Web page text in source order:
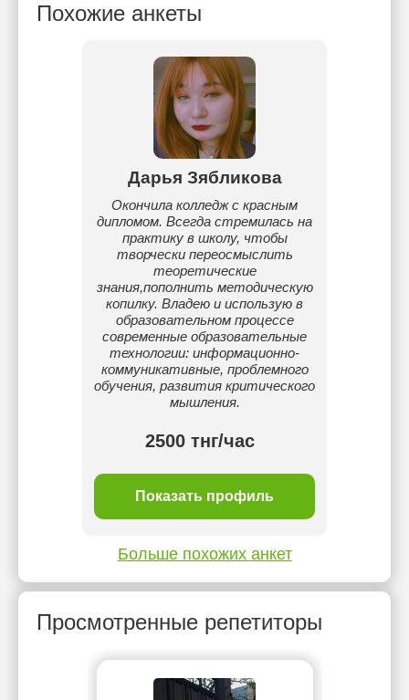
Похожие анкеты
Дарья Зябликова
Окончила колледж с красным
дипломом. Всегда стремилась на
практику в школу, чтобы
творчески переосмыслить
теоретические
знания,пополнить методическую
копилку. Владею и использую в
образовательном процессе
современные образовательные
технологии: информационно-
коммуникативные, проблемного
обучения, развития критического
мышления.
2500 тнг/час
Показать профиль
Больше похожих анкет
Просмотренные репетиторы